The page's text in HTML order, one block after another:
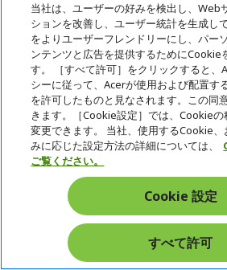
列/Copilotキ
スチャー・
指紋認証 非搭載
セキュリティチップ TPM（TCG
セキュリティ機能
ケンジントン
Microsoft
当社は、ユーザーの好みを検出し、Web
ションを改善し、ユーザー統計を生成し
をよりユーザーフレンドリーにし、パー
ンテンツと広告を提供するためにCookie
す。 ［すべて許可］をクリックすると、
シーに従って、Acerが使用および配置す
を許可したものと見なされます。この同
きます。［Cookie設定］では、Cookie
変更できます。 当社、使用するCookie
みに応じた設定方法の詳細については、
ご覧ください。
Cookie 設定
すべて許可